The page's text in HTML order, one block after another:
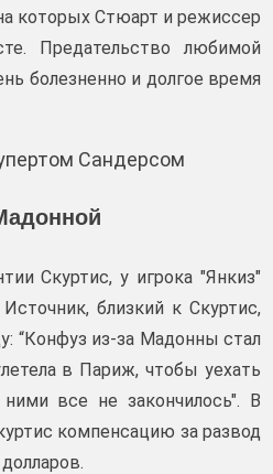
которых Стюарт и режиссер
Предательство любимой
болезненно и долгое время
Скуртис, у игрока "Янкиз"
близкий к Скуртис,
“Конфуз из-за Мадонны стал
в Париж, чтобы уехать
все не закончилось". В
компенсацию за развод